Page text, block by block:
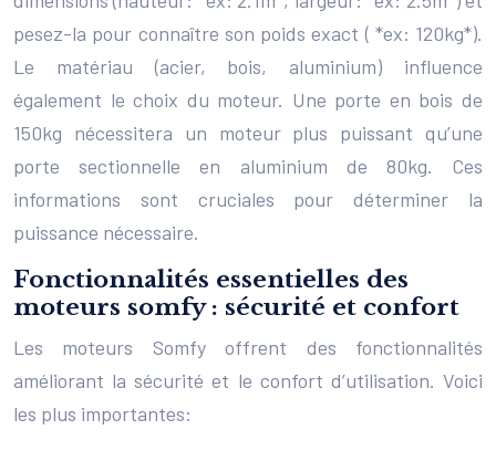
pesez-la pour connaître son poids exact ( *ex: 120kg*).
Le matériau (acier, bois, aluminium) influence
également le choix du moteur. Une porte en bois de
150kg nécessitera un moteur plus puissant qu’une
porte sectionnelle en aluminium de 80kg. Ces
informations sont cruciales pour déterminer la
puissance nécessaire.
Fonctionnalités essentielles des
moteurs somfy : sécurité et confort
Les moteurs Somfy offrent des fonctionnalités
améliorant la sécurité et le confort d’utilisation. Voici
les plus importantes: